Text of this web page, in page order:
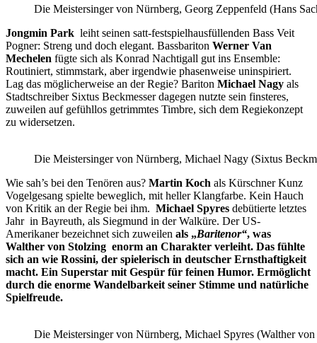
Die Meistersinger von Nürnberg, Georg Zeppenfeld (Hans
Jongmin Park leiht seinen satt-festspielhausfüllenden Bass Veit
Pogner: Streng und doch elegant. Bassbariton Werner Van
Mechelen fügte sich als Konrad Nachtigall gut ins Ensemble:
Routiniert, stimmstark, aber irgendwie phasenweise uninspiriert.
Lag das möglicherweise an der Regie? Bariton Michael Nagy als
Stadtschreiber Sixtus Beckmesser dagegen nutzte sein finsteres,
zuweilen auf gefühllos getrimmtes Timbre, sich dem Regiekonzept
zu widersetzen.
Die Meistersinger von Nürnberg, Michael Nagy (Sixtus
Wie sah’s bei den Tenören aus? Martin Koch als Kürschner Kunz
Vogelgesang spielte beweglich, mit heller Klangfarbe. Kein Hauch
von Kritik an der Regie bei ihm. Michael Spyres debütierte letztes
Jahr in Bayreuth, als Siegmund in der Walküre. Der US-
Amerikaner bezeichnet sich zuweilen als „Baritenor“, was
Walther von Stolzing enorm an Charakter verleiht. Das fühlte
sich an wie Rossini, der spielerisch in deutscher Ernsthaftigkeit
macht. Ein Superstar mit Gespür für feinen Humor. Ermöglicht
durch die enorme Wandelbarkeit seiner Stimme und natürliche
Spielfreude.
Die Meistersinger von Nürnberg, Michael Spyres (Walther